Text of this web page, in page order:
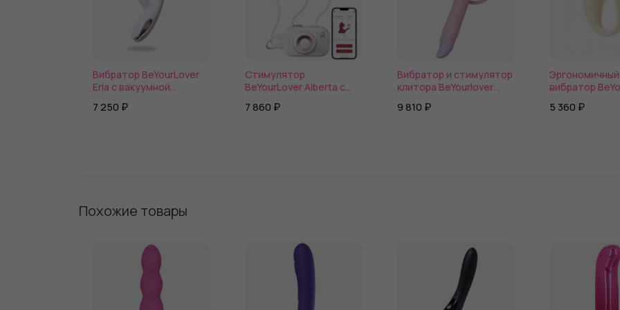
Вибратор BeYourLover
Eria с вакуумной
функцией нагрева
7 250 ₽
Стимулятор
BeYourLover Alberta с
виде камеры
7 860 ₽
Вибратор и стимулятор
клитора BeYourlover
9 810 ₽
Эргономичный
вибратор
через
5 360 ₽
Похожие товары